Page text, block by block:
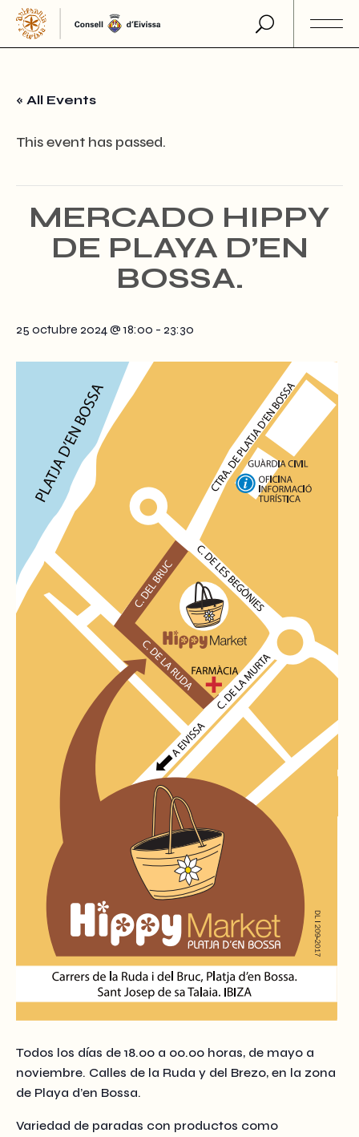
Skip
the
content
« All Events
This event has passed.
MERCADO HIPPY
DE PLAYA D’EN
BOSSA.
25 octubre 2024 @ 18:00 - 23:30
Todos los días de 18.00 a 00.00 horas, de mayo a
noviembre. Calles de la Ruda y del Brezo, en la zona
de Playa d’en Bossa.
Variedad de paradas con productos como